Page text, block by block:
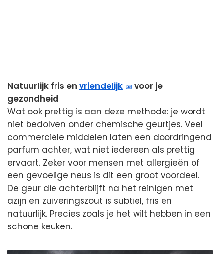
Natuurlijk fris en vriendelijk
voor je
gezondheid
Wat ook prettig is aan deze methode: je wordt
niet bedolven onder chemische geurtjes. Veel
commerciële middelen laten een doordringend
parfum achter, wat niet iedereen als prettig
ervaart. Zeker voor mensen met allergieën of
een gevoelige neus is dit een groot voordeel.
De geur die achterblijft na het reinigen met
azijn en zuiveringszout is subtiel, fris en
natuurlijk. Precies zoals je het wilt hebben in een
schone keuken.